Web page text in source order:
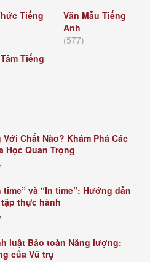
Tiếng
Tiếng
Văn Mẫu Tiếng
Anh
(577)
Chất Nào? Khám Phá Các
Học Quan Trọng
time” và “In time”: Hướng dẫn
thực hành
luật Bảo toàn Năng lượng:
của Vũ trụ